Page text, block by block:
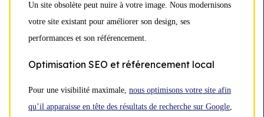
Un site obsolète peut nuire à votre image. Nous modernisons
votre site existant pour améliorer son design, ses
performances et son référencement.
Optimisation SEO et référencement local
Pour une visibilité maximale, nous optimisons votre site afin
qu’il apparaisse en tête des résultats de recherche sur Google,